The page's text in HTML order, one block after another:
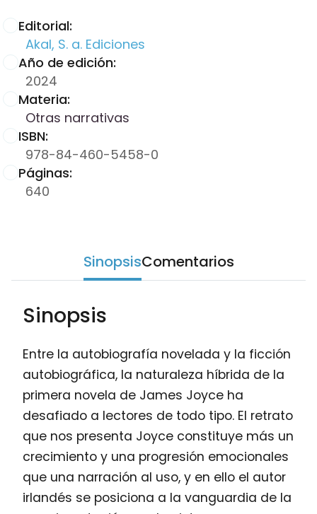
Editorial:
Akal, S. a. Ediciones
Año de edición:
2024
Materia:
Otras narrativas
ISBN:
978-84-460-5458-0
Páginas:
640
SinopsisComentarios
Sinopsis
Entre la autobiografía novelada y la ficción
autobiográfica, la naturaleza híbrida de la
primera novela de James Joyce ha
desafiado a lectores de todo tipo. El retrato
que nos presenta Joyce constituye más un
crecimiento y una progresión emocionales
que una narración al uso, y en ello el autor
irlandés se posiciona a la vanguardia de la